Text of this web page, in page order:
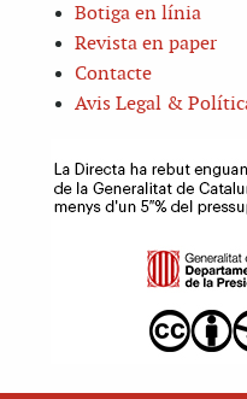
Botiga en línia
Revista en paper
Contacte
Avis Legal &